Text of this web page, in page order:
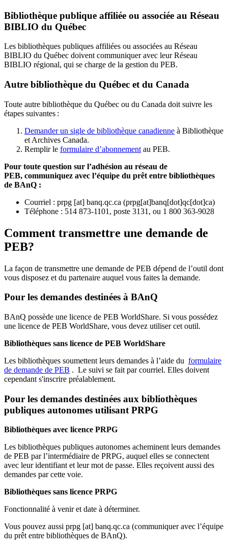
Bibliothèque publique affiliée ou associée au Réseau
BIBLIO du Québec
Les bibliothèques publiques affiliées ou associées au Réseau
BIBLIO du Québec doivent communiquer avec leur Réseau
BIBLIO régional, qui se charge de la gestion du PEB.
Autre bibliothèque du Québec et du Canada
Toute autre bibliothèque du Québec ou du Canada doit suivre les
étapes suivantes :
Demander un sigle de bibliothèque canadienne à Bibliothèque
et Archives Canada.
Remplir le formulaire d’abonnement au PEB.
Pour toute question sur l’adhésion au réseau de
PEB, communiquez avec l’équipe du prêt entre bibliothèques
de BAnQ :
Courriel : prpg [at] banq.qc.ca (prpg[at]banq[dot]qc[dot]ca)
Téléphone : 514 873-1101, poste 3131, ou 1 800 363-9028
Comment transmettre une demande de
PEB?
La façon de transmettre une demande de PEB dépend de l’outil dont
vous disposez et du partenaire auquel vous faites la demande.
Pour les demandes destinées à BAnQ
BAnQ possède une licence de PEB WorldShare. Si vous possédez
une licence de PEB WorldShare, vous devez utiliser cet outil.
Bibliothèques sans licence de PEB WorldShare
Les bibliothèques soumettent leurs demandes à l’aide du formulaire
de demande de PEB . Le suivi se fait par courriel. Elles doivent
cependant s'inscrire préalablement.
Pour les demandes destinées aux bibliothèques
publiques autonomes utilisant PRPG
Bibliothèques avec licence PRPG
Les bibliothèques publiques autonomes acheminent leurs demandes
de PEB par l’intermédiaire de PRPG, auquel elles se connectent
avec leur identifiant et leur mot de passe. Elles reçoivent aussi des
demandes par cette voie.
Bibliothèques sans licence PRPG
Fonctionnalité à venir et date à déterminer.
Vous pouvez aussi prpg [at] banq.qc.ca (communiquer avec l’équipe
du prêt entre bibliothèques de BAnQ).